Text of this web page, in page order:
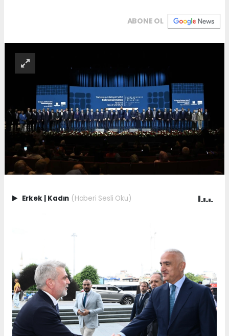
ABONE OL
Erkek Kadın (Haberi Sesli Oku)